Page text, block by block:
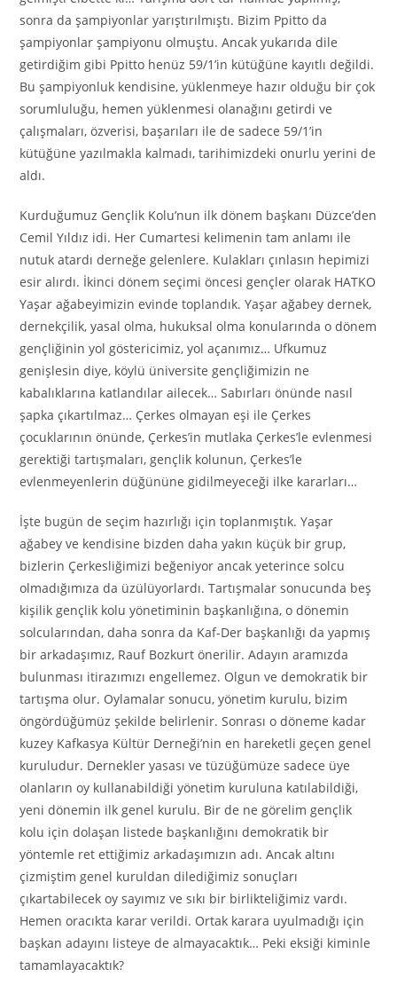
sonra da şampiyonlar yarıştırılmıştı. Bizim Ppitto da
şampiyonlar şampiyonu olmuştu. Ancak yukarıda dile
getirdiğim gibi Ppitto henüz 59/1’in kütüğüne kayıtlı değildi.
Bu şampiyonluk kendisine, yüklenmeye hazır olduğu bir çok
sorumluluğu, hemen yüklenmesi olanağını getirdi ve
çalışmaları, özverisi, başarıları ile de sadece 59/1’in
kütüğüne yazılmakla kalmadı, tarihimizdeki onurlu yerini de
aldı.
Kurduğumuz Gençlik Kolu’nun ilk dönem başkanı Düzce’den
Cemil Yıldız idi. Her Cumartesi kelimenin tam anlamı ile
nutuk atardı derneğe gelenlere. Kulakları çınlasın hepimizi
esir alırdı. İkinci dönem seçimi öncesi gençler olarak HATKO
Yaşar ağabeyimizin evinde toplandık. Yaşar ağabey dernek,
dernekçilik, yasal olma, hukuksal olma konularında o dönem
gençliğinin yol göstericimiz, yol açanımız… Ufkumuz
genişlesin diye, köylü üniversite gençliğimizin ne
kabalıklarına katlandılar ailecek… Sabırları önünde nasıl
şapka çıkartılmaz… Çerkes olmayan eşi ile Çerkes
çocuklarının önünde, Çerkes’in mutlaka Çerkes’le evlenmesi
gerektiği tartışmaları, gençlik kolunun, Çerkes’le
evlenmeyenlerin düğününe gidilmeyeceği ilke kararları…
İşte bugün de seçim hazırlığı için toplanmıştık. Yaşar
ağabey ve kendisine bizden daha yakın küçük bir grup,
bizlerin Çerkesliğimizi beğeniyor ancak yeterince solcu
olmadığımıza da üzülüyorlardı. Tartışmalar sonucunda beş
kişilik gençlik kolu yönetiminin başkanlığına, o dönemin
solcularından, daha sonra da Kaf-Der başkanlığı da yapmış
bir arkadaşımız, Rauf Bozkurt önerilir. Adayın aramızda
bulunması itirazımızı engellemez. Olgun ve demokratik bir
tartışma olur. Oylamalar sonucu, yönetim kurulu, bizim
öngördüğümüz şekilde belirlenir. Sonrası o döneme kadar
kuzey Kafkasya Kültür Derneği’nin en hareketli geçen genel
kuruludur. Dernekler yasası ve tüzüğümüze sadece üye
olanların oy kullanabildiği yönetim kuruluna katılabildiği,
yeni dönemin ilk genel kurulu. Bir de ne görelim gençlik
kolu için dolaşan listede başkanlığını demokratik bir
yöntemle ret ettiğimiz arkadaşımızın adı. Ancak altını
çizmiştim genel kuruldan dilediğimiz sonuçları
çıkartabilecek oy sayımız ve sıkı bir birlikteliğimiz vardı.
Hemen oracıkta karar verildi. Ortak karara uyulmadığı için
başkan adayını listeye de almayacaktık… Peki eksiği kiminle
tamamlayacaktık?